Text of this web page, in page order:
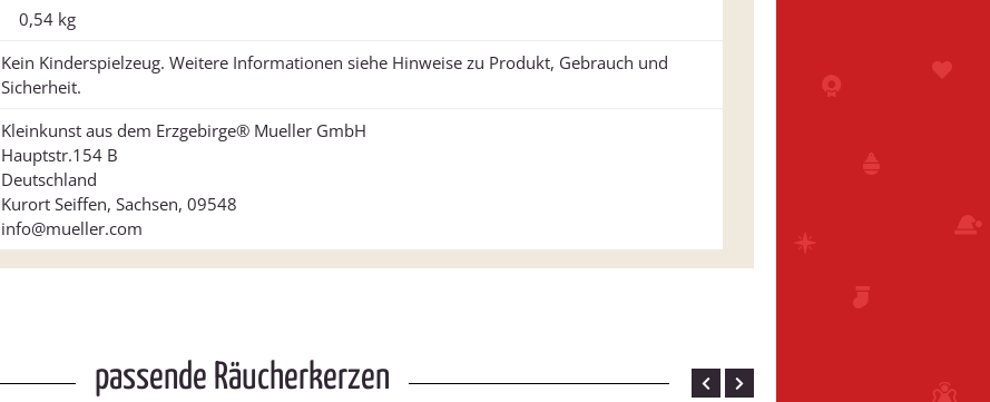
0,54 kg
Kein Kinderspielzeug. Weitere Informationen siehe Hinweise zu Produkt, Gebrauch und
Sicherheit.
Kleinkunst aus dem Erzgebirge® Mueller GmbH
Hauptstr.154 B
Deutschland
Kurort Seiffen, Sachsen, 09548
info@mueller.com
passende Räucherkerzen